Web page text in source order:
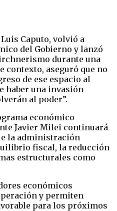
Caputo, volvió a
del Gobierno y lanzó
durante una
contexto, aseguró que no
de ese espacio al
haber una invasión
al poder”.
económico
Javier Milei continuará
la administración
fiscal, la reducción
estructurales como
económicos
y permiten
para los próximos